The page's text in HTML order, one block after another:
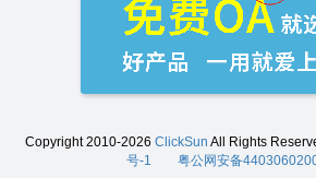
Copyright 2010-2026 ClickSun All Rights
号-1
粤公网安备